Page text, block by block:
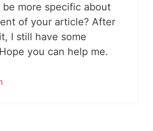
be more specific about
of your article? After
I still have some
you can help me.